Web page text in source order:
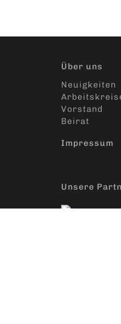
Über uns
Neuigkeiten
Vorstand
Beirat
Impressum
Unsere